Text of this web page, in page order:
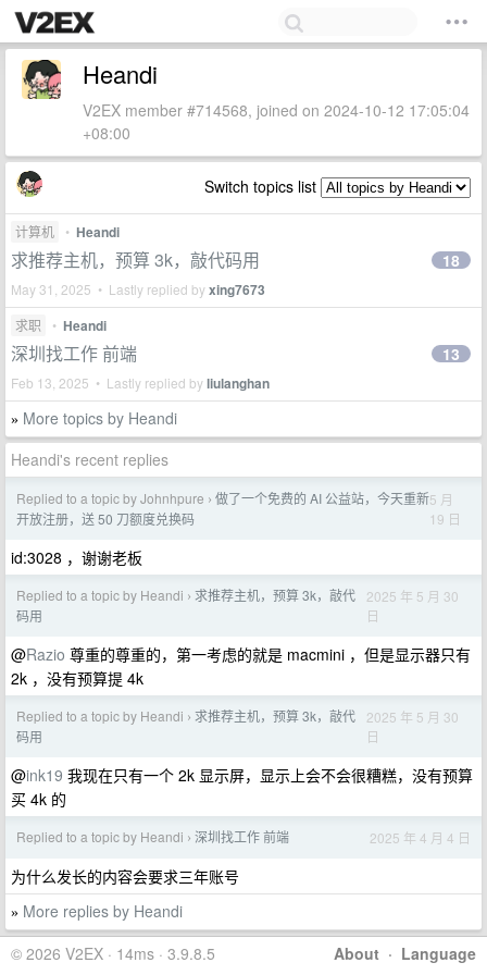
Heandi
V2EX member #714568, joined on 2024-10-12 17:05:04
+08:00
Switch topics list
计算机 • Heandi
求推荐主机，预算 3k，敲代码用
May 31, 2025 • Lastly replied byxing7673
18
求职 • Heandi
深圳找工作 前端
Feb 13, 2025 • Lastly replied byliulanghan
13
» More topics by Heandi
Heandi's recent replies
Replied to a topic by Johnhpure › 做了一个免费的 AI 公益站，今天重新
开放注册，送 50 刀额度兑换码
5 月
19 日
id:3028 ，谢谢老板
Replied to a topic by Heandi › 求推荐主机，预算 3k，敲代
码用
2025 年 5 月 30
日
@Razio 尊重的尊重的，第一考虑的就是 macmini ，但是显示器只有
2k ，没有预算提 4k
Replied to a topic by Heandi › 求推荐主机，预算 3k，敲代
码用
2025 年 5 月 30
日
@ink19 我现在只有一个 2k 显示屏，显示上会不会很糟糕，没有预算
买 4k 的
Replied to a topic by Heandi › 深圳找工作 前端 2025 年 4 月 4 日
为什么发长的内容会要求三年账号
» More replies by Heandi
About · Language
© 2026 V2EX · 14ms · 3.9.8.5